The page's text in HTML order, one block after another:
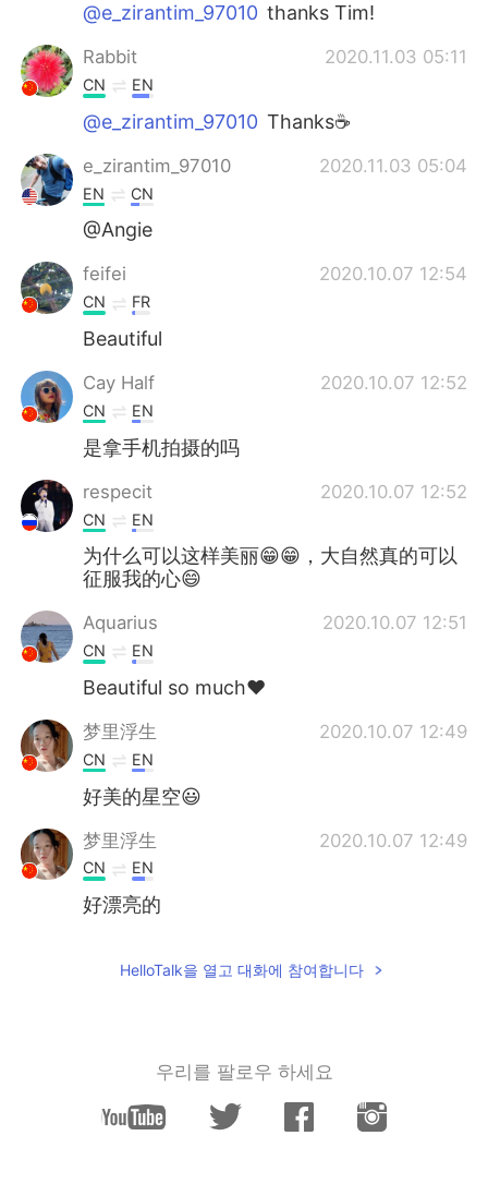
@e_zirantim_97010 thanks Tim!
Rabbit 2020.11.03 05:11
CN EN
@e_zirantim_97010 Thanks☕
e_zirantim_97010 2020.11.03 05:04
EN CN
@Angie
feifei 2020.10.07 12:54
CN FR
Beautiful
Cay Half 2020.10.07 12:52
CN EN
是拿手机拍摄的吗
respecit 2020.10.07 12:52
CN EN
为什么可以这样美丽😁😁，大自然真的可以
征服我的心😄
Aquarius 2020.10.07 12:51
CN EN
Beautiful so much❤
梦里浮生 2020.10.07 12:49
CN EN
好美的星空😃
梦里浮生 2020.10.07 12:49
CN EN
好漂亮的
HelloTalk을 열고 대화에 참여합니다
우리를 팔로우 하세요